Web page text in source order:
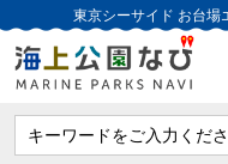
東京シーサイド お台場